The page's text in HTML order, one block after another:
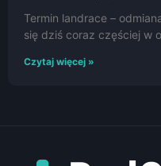
Termin landrace –
się dziś coraz częściej w
Czytaj więcej »